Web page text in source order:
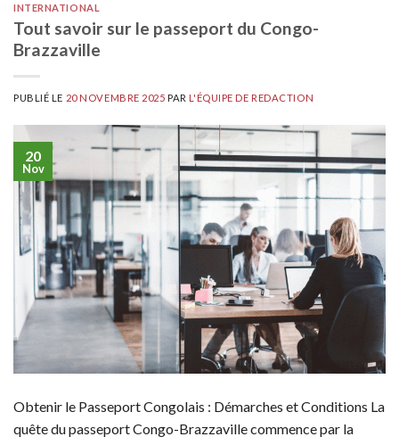
INTERNATIONAL
Tout savoir sur le passeport du Congo-
Brazzaville
PUBLIÉ LE 20 NOVEMBRE 2025 PARL'ÉQUIPE DE REDACTION
20
Nov
Obtenir le Passeport Congolais : Démarches et Conditions La
quête du passeport Congo-Brazzaville commence par la